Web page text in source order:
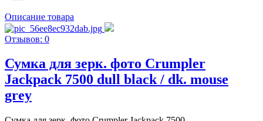
Описание товара
Отзывов: 0
Сумка для зерк. фото Crumpler
Jackpack 7500 dull black / dk. mouse
grey